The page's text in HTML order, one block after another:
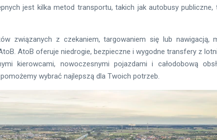
jest kilka metod transportu, takich jak autobusy publiczne,
związanych z czekaniem, targowaniem się lub nawigacją,
AtoB oferuje niedrogie, bezpieczne i wygodne transfery z
kierowcami, nowoczesnymi pojazdami i całodobową
wybrać najlepszą dla Twoich potrzeb.